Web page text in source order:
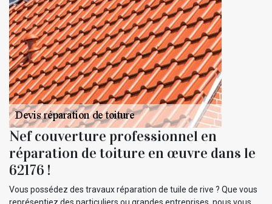
Nef couverture professionnel en
réparation de toiture en œuvre dans le
62176 !
Vous possédez des travaux réparation de tuile de rive ? Que vous